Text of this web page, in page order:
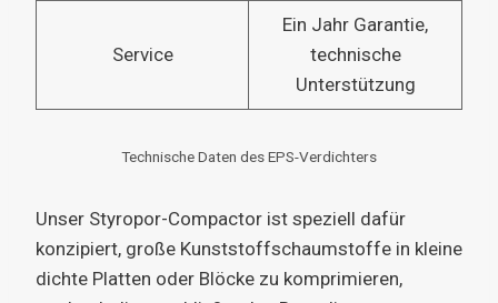
Service
Ein Jahr Garantie,
technische
Unterstützung
Technische Daten des EPS-Verdichters
Unser Styropor-Compactor ist speziell dafür
konzipiert, große Kunststoffschaumstoffe in kleine
dichte Platten oder Blöcke zu komprimieren,